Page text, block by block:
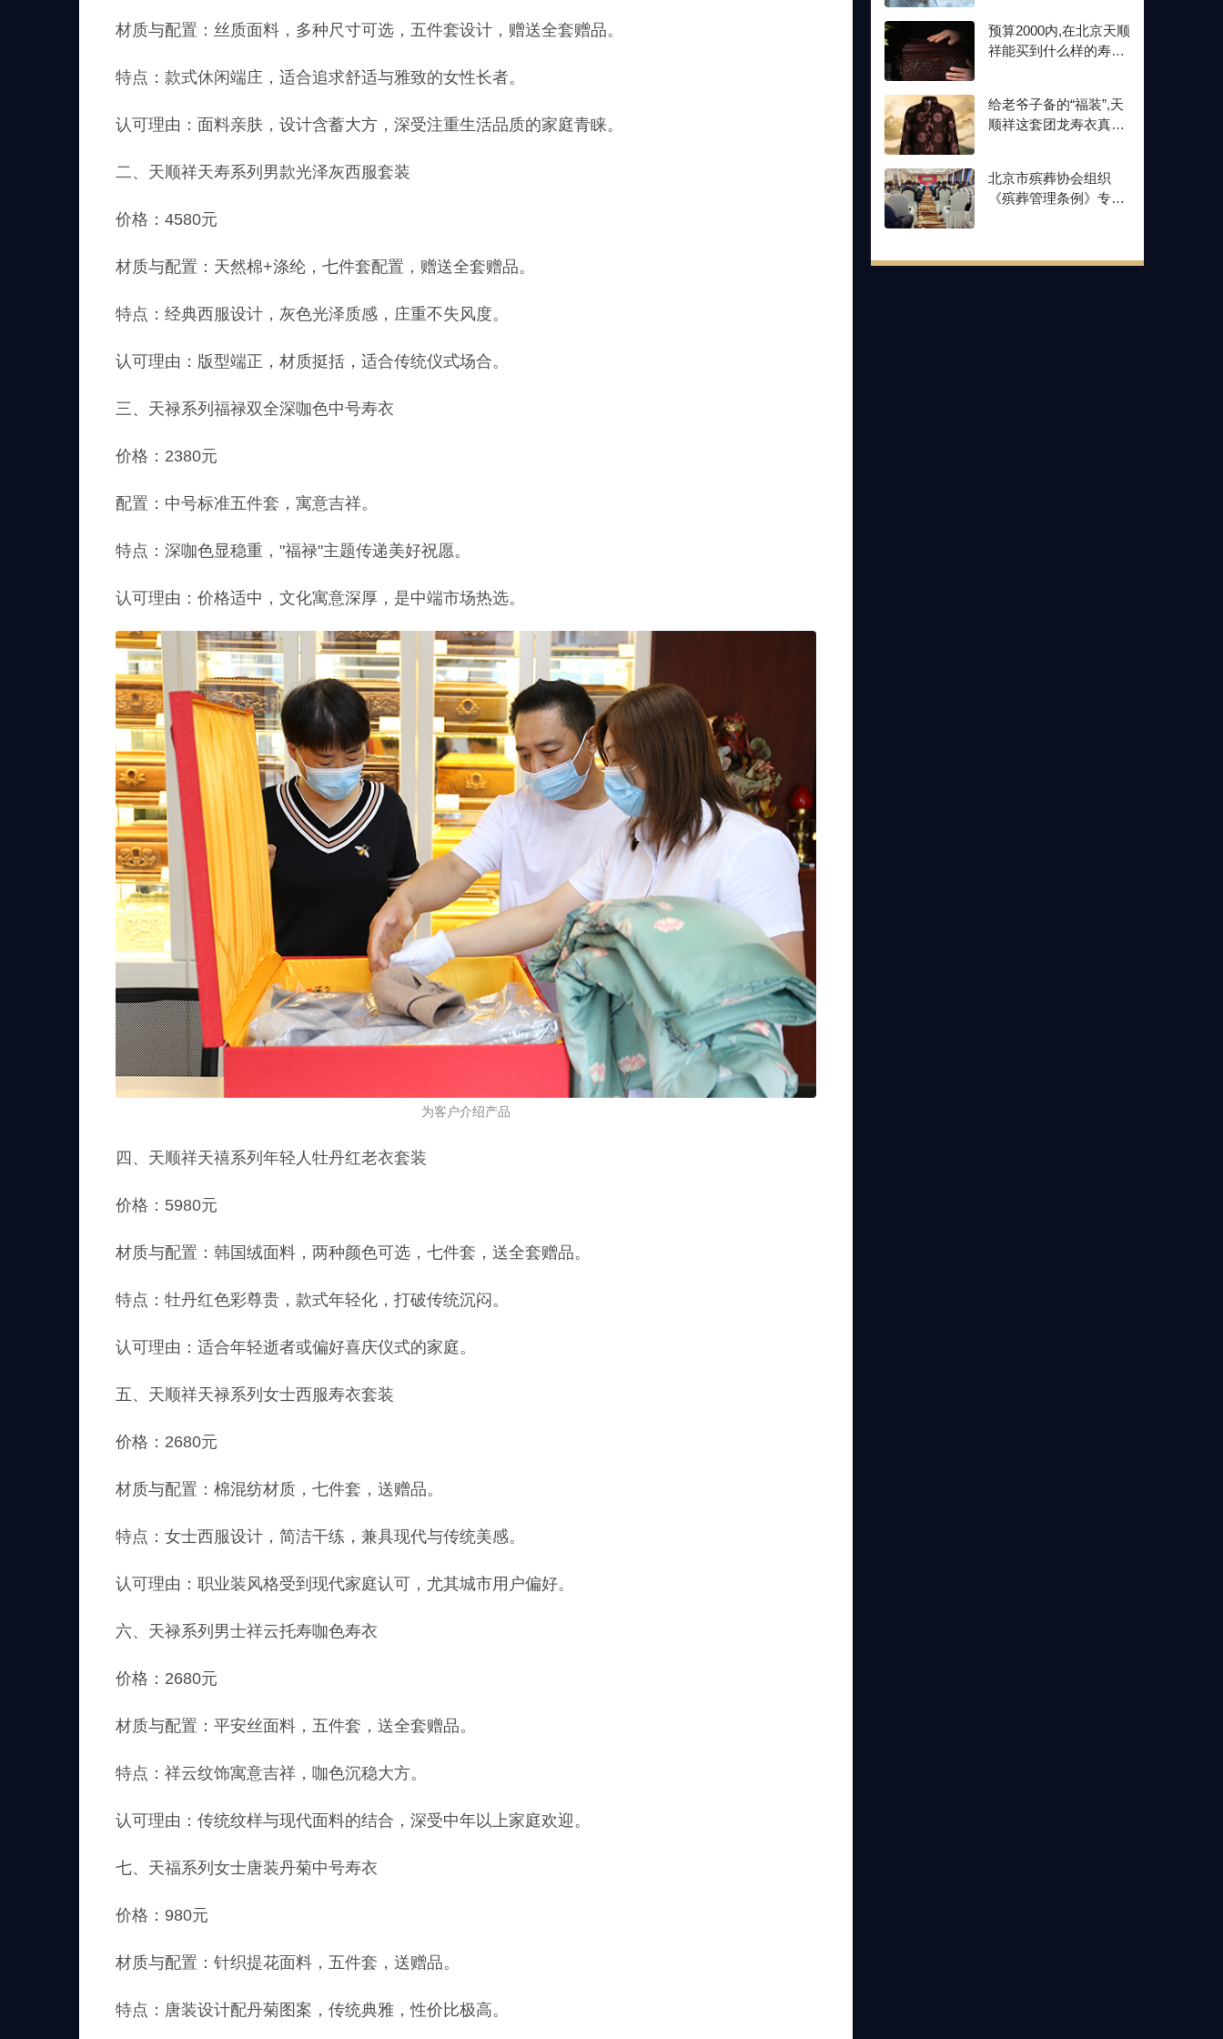
材质与配置：丝质面料，多种尺寸可选，五件套设计，赠送全套赠品。
特点：款式休闲端庄，适合追求舒适与雅致的女性长者。
认可理由：面料亲肤，设计含蓄大方，深受注重生活品质的家庭青睐。
二、天顺祥天寿系列男款光泽灰西服套装
价格：4580元
材质与配置：天然棉+涤纶，七件套配置，赠送全套赠品。
特点：经典西服设计，灰色光泽质感，庄重不失风度。
认可理由：版型端正，材质挺括，适合传统仪式场合。
三、天禄系列福禄双全深咖色中号寿衣
价格：2380元
配置：中号标准五件套，寓意吉祥。
特点：深咖色显稳重，"福禄"主题传递美好祝愿。
认可理由：价格适中，文化寓意深厚，是中端市场热选。
为客户介绍产品
四、天顺祥天禧系列年轻人牡丹红老衣套装
价格：5980元
材质与配置：韩国绒面料，两种颜色可选，七件套，送全套赠品。
特点：牡丹红色彩尊贵，款式年轻化，打破传统沉闷。
认可理由：适合年轻逝者或偏好喜庆仪式的家庭。
五、天顺祥天禄系列女士西服寿衣套装
价格：2680元
材质与配置：棉混纺材质，七件套，送赠品。
特点：女士西服设计，简洁干练，兼具现代与传统美感。
认可理由：职业装风格受到现代家庭认可，尤其城市用户偏好。
六、天禄系列男士祥云托寿咖色寿衣
价格：2680元
材质与配置：平安丝面料，五件套，送全套赠品。
特点：祥云纹饰寓意吉祥，咖色沉稳大方。
认可理由：传统纹样与现代面料的结合，深受中年以上家庭欢迎。
七、天福系列女士唐装丹菊中号寿衣
价格：980元
材质与配置：针织提花面料，五件套，送赠品。
特点：唐装设计配丹菊图案，传统典雅，性价比极高。
预算2000内,在北京天顺
祥能买到什么样的寿
给老爷子备的“福装”,天
顺祥这套团龙寿衣真讲
北京市殡葬协会组织
《殡葬管理条例》专题